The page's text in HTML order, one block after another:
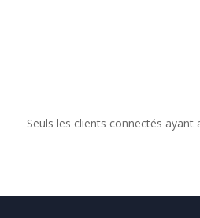
Seuls les clients connectés